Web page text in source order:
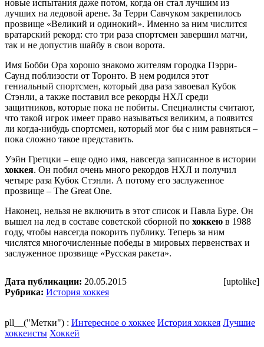
новые испытания даже потом, когда он стал лучшим из
лучших на ледовой арене. За Терри Савчуком закрепилось
прозвище «Великий и одинокий». Именно за ним числится
вратарский рекорд: сто три раза спортсмен завершил матчи,
так и не допустив шайбу в свои ворота.
Имя Бобби Ора хорошо знакомо жителям городка Пэрри-
Саунд поблизости от Торонто. В нем родился этот
гениальный спортсмен, который два раза завоевал Кубок
Стэнли, а также поставил все рекорды НХЛ среди
защитников, которые пока не побиты. Специалисты считают,
что такой игрок имеет право называться великим, а появится
ли когда-нибудь спортсмен, который мог бы с ним равняться –
пока сложно такое представить.
Уэйн Гретцки – еще одно имя, навсегда записанное в истории
хоккея. Он побил очень много рекордов НХЛ и получил
четыре раза Кубок Стэнли. А потому его заслуженное
прозвище – The Great One.
Наконец, нельзя не включить в этот список и Павла Буре. Он
вышел на лед в составе советской сборной по хоккею в 1988
году, чтобы навсегда покорить публику. Теперь за ним
числятся многочисленные победы в мировых первенствах и
заслуженное прозвище «Русская ракета».
Дата публикации: 20.05.2015
Рубрика: История хоккея
[uptolike]
pll__("Метки") : Интересное о хоккее История хоккея Лучшие
хоккеисты Хоккей